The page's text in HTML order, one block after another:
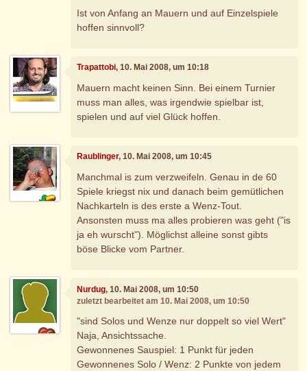
Ist von Anfang an Mauern und auf Einzelspiele
hoffen sinnvoll?
Trapattobi, 10. Mai 2008, um 10:18
Mauern macht keinen Sinn. Bei einem Turnier
muss man alles, was irgendwie spielbar ist,
spielen und auf viel Glück hoffen.
Raublinger, 10. Mai 2008, um 10:45
Manchmal is zum verzweifeln. Genau in de 60
Spiele kriegst nix und danach beim gemütlichen
Nachkarteln is des erste a Wenz-Tout.
Ansonsten muss ma alles probieren was geht ("is
ja eh wurscht"). Möglichst alleine sonst gibts
böse Blicke vom Partner.
Nurdug, 10. Mai 2008, um 10:50
zuletzt bearbeitet am 10. Mai 2008, um 10:50
"sind Solos und Wenze nur doppelt so viel Wert"
Naja, Ansichtssache.
Gewonnenes Sauspiel: 1 Punkt für jeden
Gewonnenes Solo / Wenz: 2 Punkte von jedem